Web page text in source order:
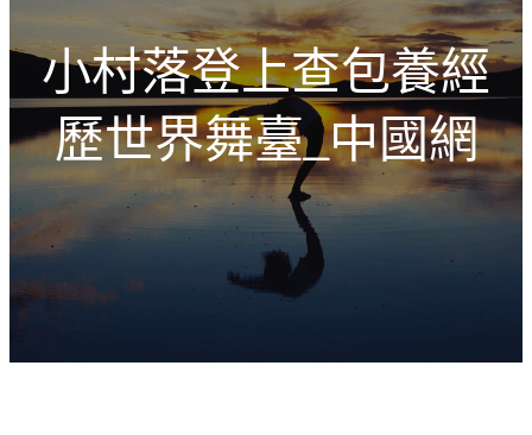
小村落登上查包養經
歷世界舞臺_中國網